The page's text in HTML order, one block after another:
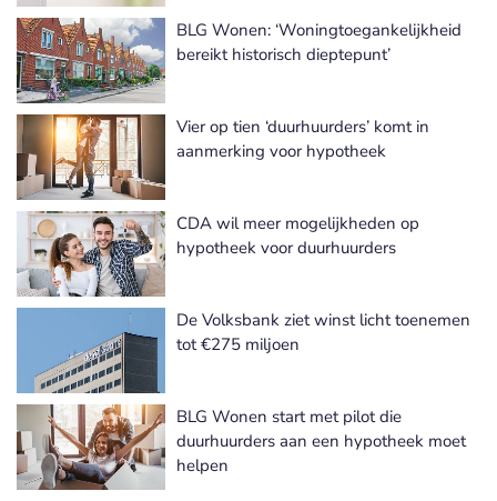
BLG Wonen: ‘Woningtoegankelijkheid
bereikt historisch dieptepunt’
Vier op tien ‘duurhuurders’ komt in
aanmerking voor hypotheek
CDA wil meer mogelijkheden op
hypotheek voor duurhuurders
De Volksbank ziet winst licht toenemen
tot €275 miljoen
BLG Wonen start met pilot die
duurhuurders aan een hypotheek moet
helpen